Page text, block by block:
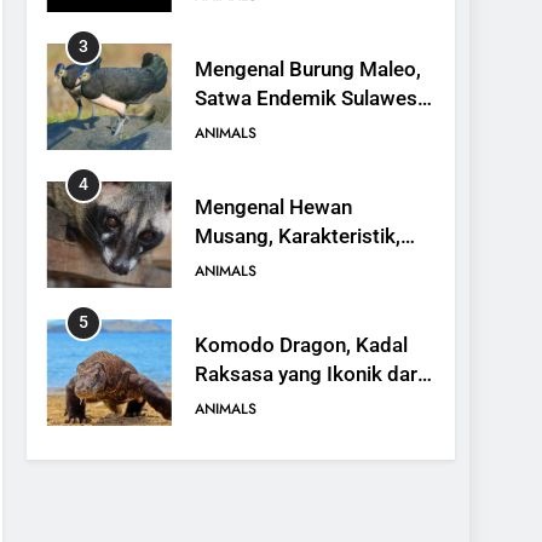
3
Mengenal Burung Maleo,
Satwa Endemik Sulawesi
yang Terancam Punah
ANIMALS
4
Mengenal Hewan
Musang, Karakteristik,
Jenis, dan Peran dalam
ANIMALS
5
Komodo Dragon, Kadal
Raksasa yang Ikonik dari
Indonesia
ANIMALS
6